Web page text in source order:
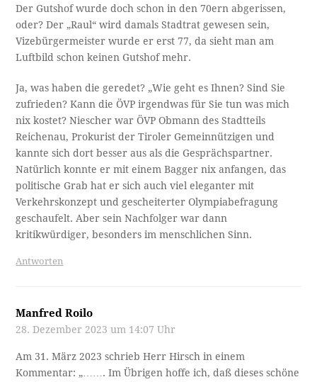
Der Gutshof wurde doch schon in den 70ern abgerissen,
oder? Der „Raul“ wird damals Stadtrat gewesen sein,
Vizebürgermeister wurde er erst 77, da sieht man am
Luftbild schon keinen Gutshof mehr.
Ja, was haben die geredet? „Wie geht es Ihnen? Sind Sie
zufrieden? Kann die ÖVP irgendwas für Sie tun was mich
nix kostet? Niescher war ÖVP Obmann des Stadtteils
Reichenau, Prokurist der Tiroler Gemeinnützigen und
kannte sich dort besser aus als die Gesprächspartner.
Natürlich konnte er mit einem Bagger nix anfangen, das
politische Grab hat er sich auch viel eleganter mit
Verkehrskonzept und gescheiterter Olympiabefragung
geschaufelt. Aber sein Nachfolger war dann
kritikwürdiger, besonders im menschlichen Sinn.
Antworten
Manfred Roilo
28. Dezember 2023 um 14:07 Uhr
Am 31. März 2023 schrieb Herr Hirsch in einem
Kommentar: „……. Im Übrigen hoffe ich, daß dieses schöne